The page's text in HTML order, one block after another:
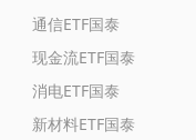
通信ETF国泰
现金流ETF国泰
消电ETF国泰
新材料ETF国泰